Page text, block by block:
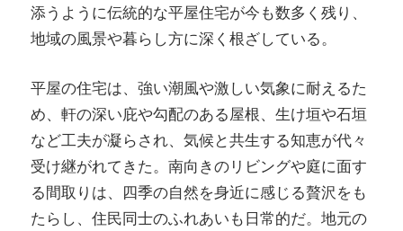
添うように伝統的な平屋住宅が今も数多く残り、
地域の風景や暮らし方に深く根ざしている。
平屋の住宅は、強い潮風や激しい気象に耐えるた
め、軒の深い庇や勾配のある屋根、生け垣や石垣
など工夫が凝らされ、気候と共生する知恵が代々
受け継がれてきた。南向きのリビングや庭に面す
る間取りは、四季の自然を身近に感じる贅沢をも
たらし、住民同士のふれあいも日常的だ。地元の